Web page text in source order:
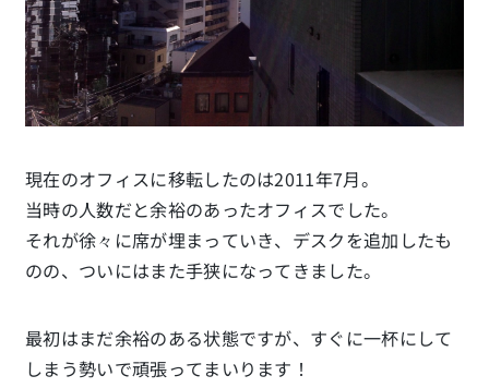
現在のオフィスに移転したのは2011年7月。
当時の人数だと余裕のあったオフィスでした。
それが徐々に席が埋まっていき、デスクを追加したも
のの、ついにはまた手狭になってきました。
最初はまだ余裕のある状態ですが、すぐに一杯にして
しまう勢いで頑張ってまいります！